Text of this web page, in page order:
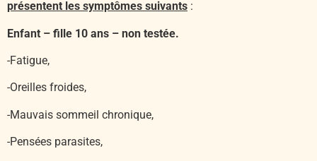
présentent les symptômes suivants :
Enfant – fille 10 ans – non testée.
-Fatigue,
-Oreilles froides,
-Mauvais sommeil chronique,
-Pensées parasites,